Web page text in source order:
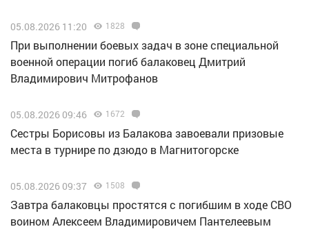
05.08.2026 11:20 1828
При выполнении боевых задач в зоне специальной
военной операции погиб балаковец Дмитрий
Владимирович Митрофанов
05.08.2026 09:46 1672
Сестры Борисовы из Балакова завоевали призовые
места в турнире по дзюдо в Магнитогорске
05.08.2026 09:37 1508
Завтра балаковцы простятся с погибшим в ходе СВО
воином Алексеем Владимировичем Пантелеевым